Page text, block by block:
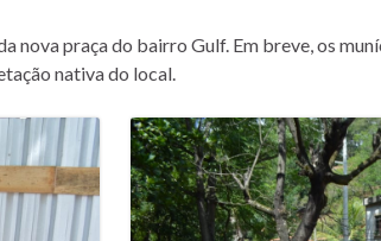
nova praça do bairro Gulf. Em breve, os
nativa do local.